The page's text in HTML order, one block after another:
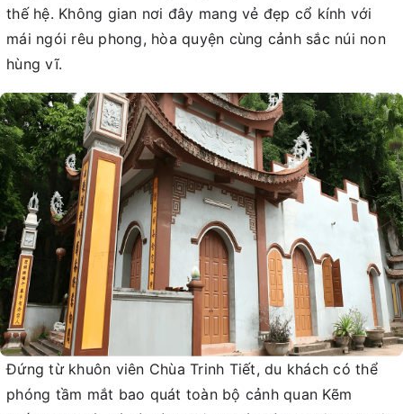
thế hệ. Không gian nơi đây mang vẻ đẹp cổ kính với
mái ngói rêu phong, hòa quyện cùng cảnh sắc núi non
hùng vĩ.
Đứng từ khuôn viên Chùa Trinh Tiết, du khách có thể
phóng tầm mắt bao quát toàn bộ cảnh quan Kẽm